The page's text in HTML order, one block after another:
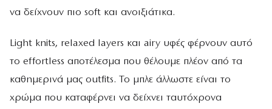
να δείχνουν πιο soft και ανοιξιάτικα.
Light knits, relaxed layers και airy υφές φέρνουν αυτό
το effortless αποτέλεσμα που θέλουμε πλέον από τα
καθημερινά μας outfits. Το μπλε άλλωστε είναι το
χρώμα που καταφέρνει να δείχνει ταυτόχρονα